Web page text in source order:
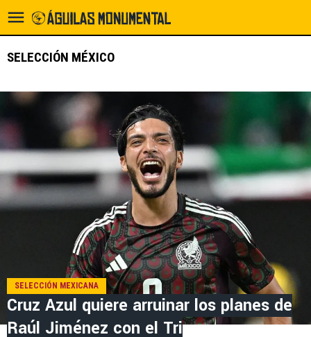
SELECCIÓN MÉXICO
SELECCIÓN MEXICANA
Cruz Azul quiere arruinar los planes de
Raúl Jiménez con el Tri